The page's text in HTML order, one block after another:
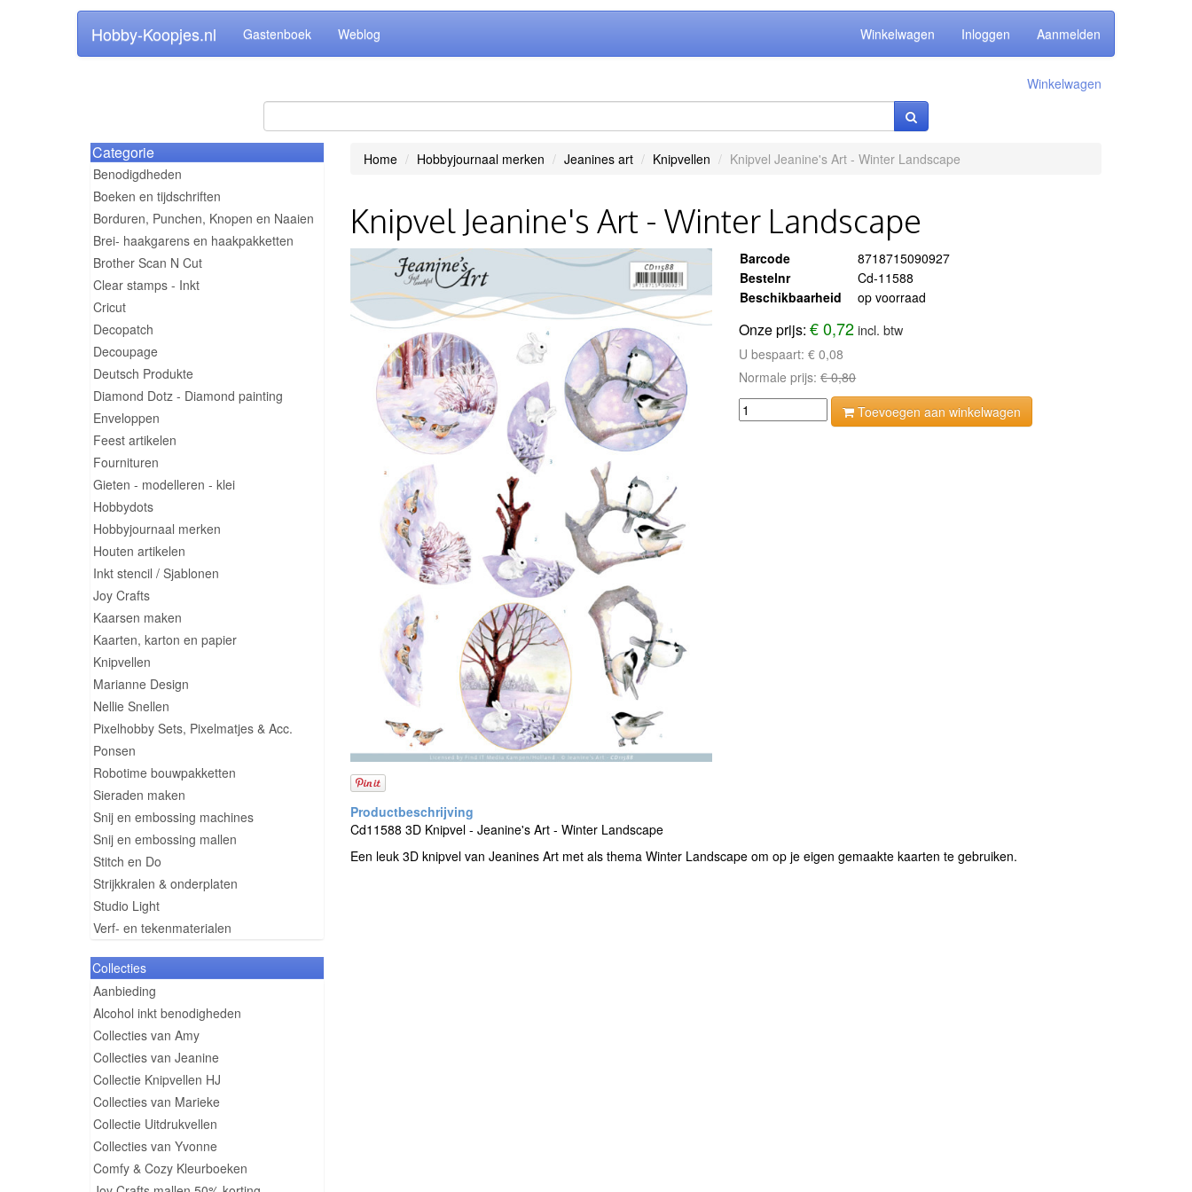
Hobby-Koopjes.nl Gastenboek Weblog Winkelwagen Inloggen Aanmelden
Winkelwagen
Categorie
Benodigdheden
Boeken en tijdschriften
Borduren, Punchen, Knopen en Naaien
Brei- haakgarens en haakpakketten
Brother Scan N Cut
Clear stamps - Inkt
Cricut
Decopatch
Decoupage
Deutsch Produkte
Diamond Dotz - Diamond painting
Enveloppen
Feest artikelen
Fournituren
Gieten - modelleren - klei
Hobbydots
Hobbyjournaal merken
Houten artikelen
Inkt stencil / Sjablonen
Joy Crafts
Kaarsen maken
Kaarten, karton en papier
Knipvellen
Marianne Design
Nellie Snellen
Pixelhobby Sets, Pixelmatjes & Acc.
Ponsen
Robotime bouwpakketten
Sieraden maken
Snij en embossing machines
Snij en embossing mallen
Stitch en Do
Strijkkralen & onderplaten
Studio Light
Verf- en tekenmaterialen
Collecties
Aanbieding
Alcohol inkt benodigheden
Collecties van Amy
Collecties van Jeanine
Collectie Knipvellen HJ
Collecties van Marieke
Collectie Uitdrukvellen
Collecties van Yvonne
Comfy & Cozy Kleurboeken
Home Hobbyjournaal merken Jeanines art Knipvellen Knipvel Jeanine's Art - Winter Landscape
Knipvel Jeanine's Art - Winter Landscape
Barcode
8718715090927
Bestelnr
Cd-11588
Beschikbaarheid
op voorraad
Onze prijs:€ 0,72 incl. btw
U bespaart:€ 0,08
Normale prijs:€ 0,80
Toevoegen aan winkelwagen
Cd11588 3D Knipvel - Jeanine's Art - Winter Landscape
Een leuk 3D knipvel van Jeanines Art met als thema Winter Landscape om op je eigen gemaakte kaarten te gebruiken.